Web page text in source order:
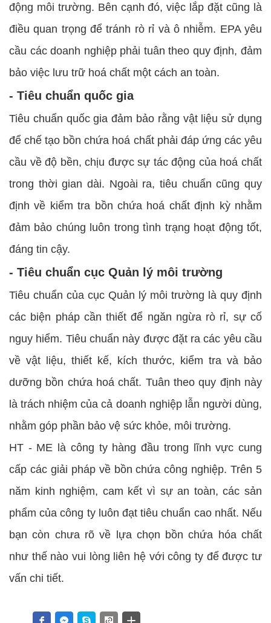
động môi trường. Bên cạnh đó, việc lắp đặt cũng là
điều quan trọng để tránh rò rỉ và ô nhiễm. EPA yêu
cầu các doanh nghiệp phải tuân theo quy định, đảm
bảo việc lưu trữ hoá chất một cách an toàn.
- Tiêu chuẩn quốc gia
Tiêu chuẩn quốc gia đảm bảo rằng vật liệu sử dụng
để chế tạo bồn chứa hoá chất phải đáp ứng các yêu
cầu về độ bền, chịu được sự tác động của hoá chất
trong thời gian dài. Ngoài ra, tiêu chuẩn cũng quy
định về kiểm tra bồn chứa hoá chất định kỳ nhằm
đảm bảo chúng luôn trong tình trạng hoạt động tốt,
đáng tin cậy.
- Tiêu chuẩn cục Quản lý môi trường
Tiêu chuẩn của cục Quản lý môi trường là quy định
các biện pháp cần thiết để ngăn ngừa rò rỉ, sự cố
nguy hiểm. Tiêu chuẩn này được đặt ra các yêu cầu
về vật liệu, thiết kế, kích thước, kiểm tra và bảo
dưỡng bồn chứa hoá chất. Tuân theo quy định này
là trách nhiệm của cả doanh nghiệp lẫn người dùng,
nhằm góp phần bảo vệ sức khỏe, môi trường.
HT - ME là công ty hàng đầu trong lĩnh vực cung
cấp các giải pháp về bồn chứa công nghiệp. Trên 5
năm kinh nghiệm, cam kết vì sự an toàn, các sản
phẩm của công ty luôn đạt tiêu chuẩn cao nhất. Nếu
bạn còn chưa rõ về lựa chọn bồn chứa hóa chất
như thế nào vui lòng liên hệ với công ty để được tư
vấn chi tiết.